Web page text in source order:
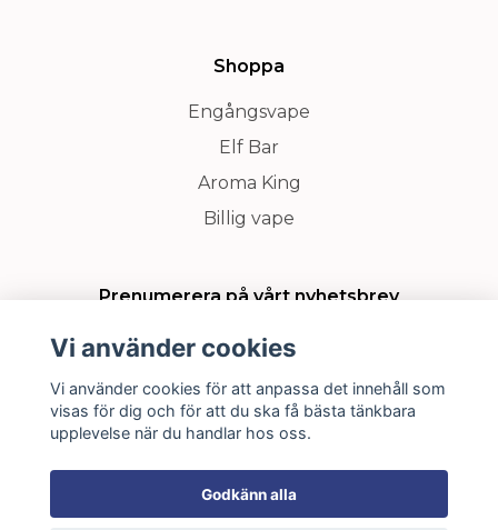
Shoppa
Engångsvape
Elf Bar
Aroma King
Billig vape
Prenumerera på vårt nyhetsbrev
Vi använder cookies
Vi använder cookies för att anpassa det innehåll som
visas för dig och för att du ska få bästa tänkbara
upplevelse när du handlar hos oss.
Godkänn alla